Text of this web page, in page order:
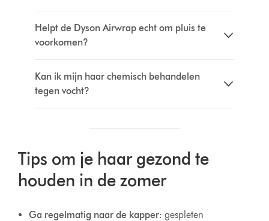
Helpt de Dyson Airwrap echt om pluis te
voorkomen?
Kan ik mijn haar chemisch behandelen
tegen vocht?
Tips om je haar gezond te
houden in de zomer
Ga regelmatig naar de kapper: gespleten